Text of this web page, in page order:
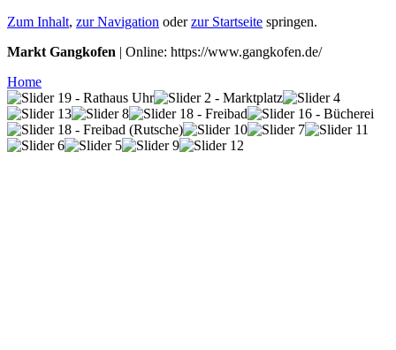
Zum Inhalt, zur Navigation oderzur Startseite springen.
Markt Gangkofen | Online: https://www.gangkofen.de/
Home